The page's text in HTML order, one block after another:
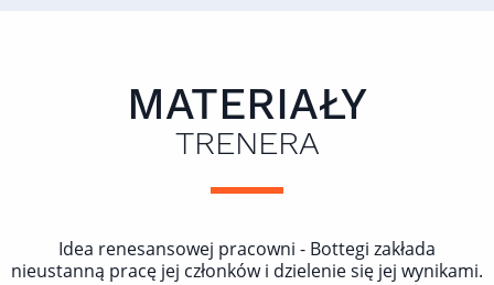
MATERIAŁY
TRENERA
Idea renesansowej pracowni - Bottegi zakłada
nieustanną pracę jej członków i dzielenie się jej wynikami.